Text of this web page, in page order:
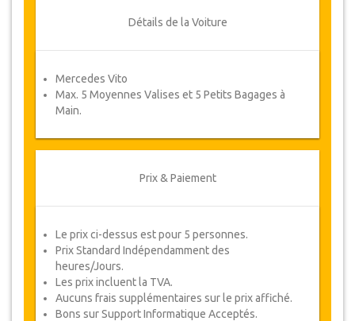
ou un remboursement complet.
Une fois votre paiement effectué, vous serez
redirigé vers détails YourCard pour entrer vos
votre Coupon de service automatiquement.
Détails de la Voiture
Mercedes Vito
Max. 5 Moyennes Valises et 5 Petits Bagages à
Main.
Prix & Paiement
Le prix ci-dessus est pour 5 personnes.
Prix Standard Indépendamment des
heures/Jours.
Les prix incluent la TVA.
Aucuns frais supplémentaires sur le prix affiché.
Bons sur Support Informatique Acceptés.